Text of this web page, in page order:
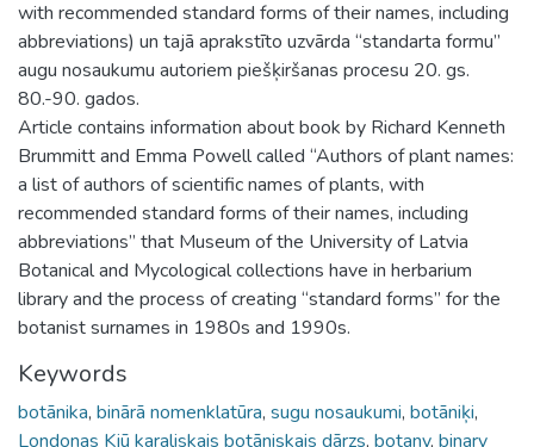
with recommended standard forms of their names, including
abbreviations) un tajā aprakstīto uzvārda “standarta formu”
augu nosaukumu autoriem piešķiršanas procesu 20. gs.
80.-90. gados.
Article contains information about book by Richard Kenneth
Brummitt and Emma Powell called “Authors of plant names:
a list of authors of scientific names of plants, with
recommended standard forms of their names, including
abbreviations” that Museum of the University of Latvia
Botanical and Mycological collections have in herbarium
library and the process of creating “standard forms” for the
botanist surnames in 1980s and 1990s.
Keywords
botānika, binārā nomenklatūra, sugu nosaukumi, botāniķi,
Londonas Kjū karaliskais botāniskais dārzs, botany, binary